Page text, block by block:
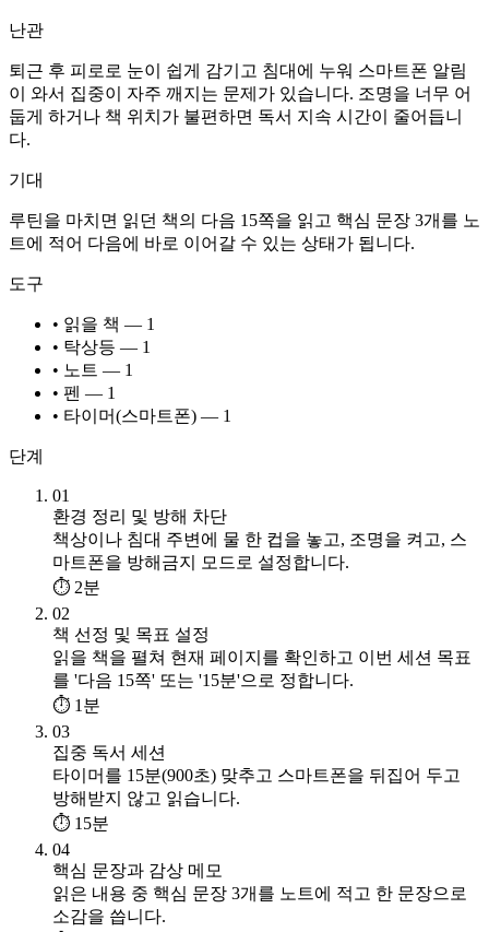
난관
퇴근 후 피로로 눈이 쉽게 감기고 침대에 누워 스마트폰 알림
이 와서 집중이 자주 깨지는 문제가 있습니다. 조명을 너무 어
둡게 하거나 책 위치가 불편하면 독서 지속 시간이 줄어듭니
다.
기대
루틴을 마치면 읽던 책의 다음 15쪽을 읽고 핵심 문장 3개를 노
트에 적어 다음에 바로 이어갈 수 있는 상태가 됩니다.
도구
• 읽을 책 — 1
• 탁상등 — 1
• 노트 — 1
• 펜 — 1
• 타이머(스마트폰) — 1
단계
01
환경 정리 및 방해 차단
책상이나 침대 주변에 물 한 컵을 놓고, 조명을 켜고, 스
마트폰을 방해금지 모드로 설정합니다.
⏱ 2분
02
책 선정 및 목표 설정
읽을 책을 펼쳐 현재 페이지를 확인하고 이번 세션 목표
를 '다음 15쪽' 또는 '15분'으로 정합니다.
⏱ 1분
03
집중 독서 세션
타이머를 15분(900초) 맞추고 스마트폰을 뒤집어 두고
방해받지 않고 읽습니다.
⏱ 15분
04
핵심 문장과 감상 메모
읽은 내용 중 핵심 문장 3개를 노트에 적고 한 문장으로
소감을 씁니다.